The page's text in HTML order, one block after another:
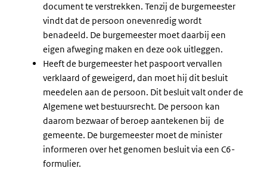
document te verstrekken. Tenzij de burgemeester
vindt dat de persoon onevenredig wordt
benadeeld. De burgemeester moet daarbij een
eigen afweging maken en deze ook uitleggen.
Heeft de burgemeester het paspoort vervallen
verklaard of geweigerd, dan moet hij dit besluit
meedelen aan de persoon. Dit besluit valt onder de
Algemene wet bestuursrecht. De persoon kan
daarom bezwaar of beroep aantekenen bij de
gemeente. De burgemeester moet de minister
informeren over het genomen besluit via een C6-
formulier.